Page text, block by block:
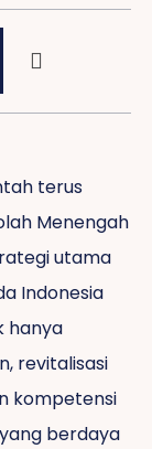
terus
Menengah
utama
Indonesia
hanya
revitalisasi
kompetensi
berdaya